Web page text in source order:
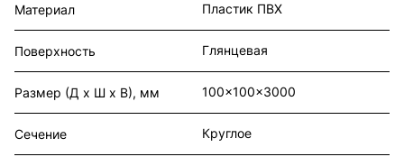
Материал Пластик ПВХ
Поверхность Глянцевая
Размер (Д х Ш х В), мм 100x100x3000
Сечение Круглое